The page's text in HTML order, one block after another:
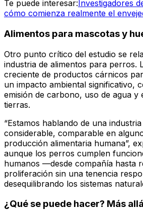
Te puede interesar:Investigadores
cómo comienza realmente el
Alimentos para mascotas y
Otro punto crítico del estudio se
industria de alimentos para perros.
creciente de productos cárnicos
un impacto ambiental significativo,
emisión de carbono, uso de agua y
tierras.
“Estamos hablando de una
considerable, comparable en
producción alimentaria humana”,
aunque los perros cumplen
humanos —desde compañía hasta
proliferación sin una tenencia
desequilibrando los sistemas
¿Qué se puede hacer? Más